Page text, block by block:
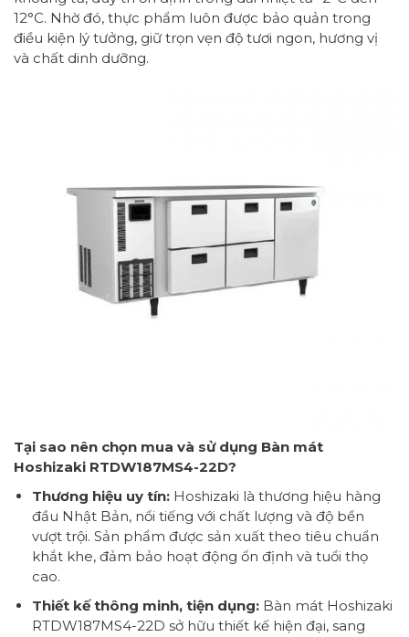
12°C. Nhờ đó, thực phẩm luôn được bảo quản trong
điều kiện lý tưởng, giữ trọn vẹn độ tươi ngon, hương vị
và chất dinh dưỡng.
Tại sao nên chọn mua và sử dụng Bàn mát
Hoshizaki RTDW187MS4-22D?
Thương hiệu uy tín:Hoshizaki là thương hiệu hàng
đầu Nhật Bản, nổi tiếng với chất lượng và độ bền
vượt trội. Sản phẩm được sản xuất theo tiêu chuẩn
khắt khe, đảm bảo hoạt động ổn định và tuổi thọ
cao.
Thiết kế thông minh, tiện dụng:Bàn mát Hoshizaki
RTDW187MS4-22D sở hữu thiết kế hiện đại, sang